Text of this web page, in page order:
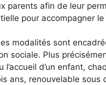
parents afin de leur
pour accompagner
modalités sont
sociale. Plus
l’accueil d’un enfant,
ans, renouvelable sous